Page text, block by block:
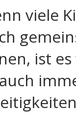
viele
ist